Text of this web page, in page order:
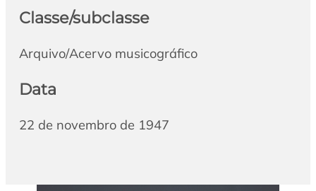
Classe/subclasse
Arquivo/Acervo musicográfico
Data
22 de novembro de 1947